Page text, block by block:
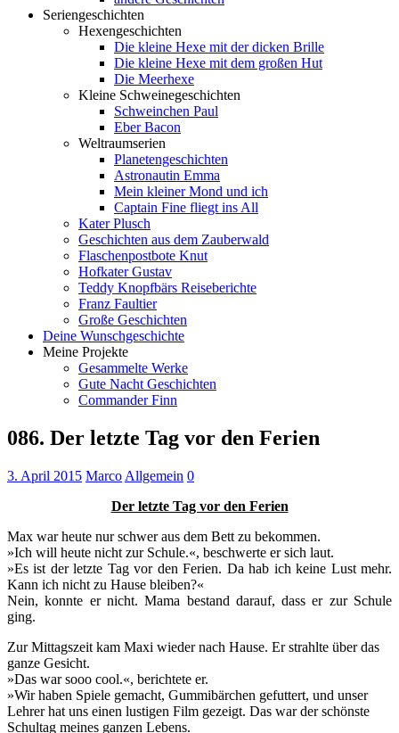
Seriengeschichten
Hexengeschichten
Die kleine Hexe mit der dicken Brille
Die kleine Hexe mit dem großen Hut
Die Meerhexe
Kleine Schweinegeschichten
Schweinchen Paul
Eber Bacon
Weltraumserien
Planetengeschichten
Astronautin Emma
Mein kleiner Mond und ich
Captain Fine fliegt ins All
Kater Plusch
Geschichten aus dem Zauberwald
Flaschenpostbote Knut
Hofkater Gustav
Teddy Knopfbärs Reiseberichte
Franz Faultier
Große Geschichten
Deine Wunschgeschichte
Meine Projekte
Gesammelte Werke
Gute Nacht Geschichten
Commander Finn
086. Der letzte Tag vor den Ferien
3. April 2015 Marco Allgemein 0
Der letzte Tag vor den Ferien
Max war heute nur schwer aus dem Bett zu bekommen.
»Ich will heute nicht zur Schule.«, beschwerte er sich laut.
»Es ist der letzte Tag vor den Ferien. Da hab ich keine Lust mehr.
Kann ich nicht zu Hause bleiben?«
Nein, konnte er nicht. Mama bestand darauf, dass er zur Schule
ging.
Zur Mittagszeit kam Maxi wieder nach Hause. Er strahlte über das
ganze Gesicht.
»Das war sooo cool.«, berichtete er.
»Wir haben Spiele gemacht, Gummibärchen gefuttert, und unser
Lehrer hat uns einen lustigen Film gezeigt. Das war der schönste
Schultag meines ganzen Lebens.